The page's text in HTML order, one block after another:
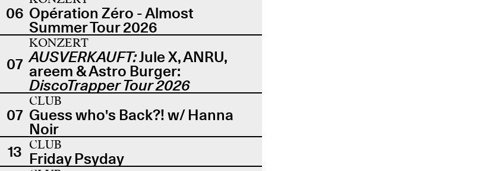
06 Opération Zéro - Almost
Summer Tour 2026
07
KONZERT
AUSVERKAUFT:Jule X, ANRU,
areem & Astro Burger:
DiscoTrapper Tour 2026
07
CLUB
Guess who's Back?! w/ Hanna
Noir
13 CLUB
Friday Psyday